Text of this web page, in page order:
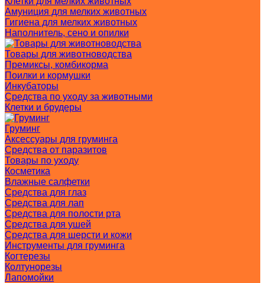
Амуниция для мелких животных
Гигиена для мелких животных
Наполнитель, сено и опилки
Товары для животноводства
Премиксы, комбикорма
Поилки и кормушки
Инкубаторы
Средства по уходу за животными
Клетки и брудеры
Груминг
Аксессуары для груминга
Средства от паразитов
Товары по уходу
Косметика
Влажные салфетки
Средства для глаз
Средства для лап
Средства для полости рта
Средства для ушей
Средства для шерсти и кожи
Инструменты для груминга
Когтерезы
Колтунорезы
Лапомойки